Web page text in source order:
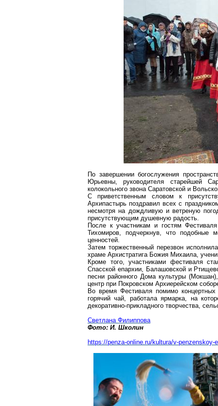
По завершении богослужения
Юрьевны, руководителя старейшей
колокольного звона Саратовской и
С приветственным словом к
Архипастырь поздравил всех с
несмотря на дождливую и ветреную
присутствующим душевную радость.
После к участникам и гостям
Тихомиров, подчеркнув, что подобные
ценностей.
Затем торжественный перезвон
храме Архистратига Божия Михаила,
Кроме того, участниками фестиваля
Спасской епархии, Балашовскойи
песни районного Дома культуры
центр при Покровском Архиерейском
Во время Фестиваля помимо
горячий чай, работала ярмарка, на
декоративно-прикладного творчества,
Светлана Филиппова
Фото: И. Школин
https://penza-online.ru/kultura/v-penzenskoy-